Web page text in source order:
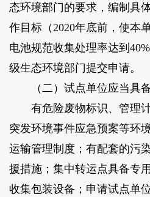
态环境部门的要求，编制具
作目标（2020年底前，使本
电池规范收集处理率达到
级生态环境部门提交申请。
（二）试点单位应当具
有危险废物标识、管理计
突发环境事件应急预案等环
运输管理制度；有配套的污
援措施；集中转运点具备专
收集包装设备；申请试点单